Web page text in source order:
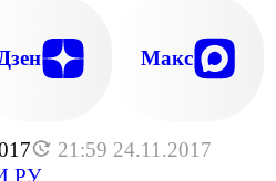
21:59 24.11.2017
Дзен Макс